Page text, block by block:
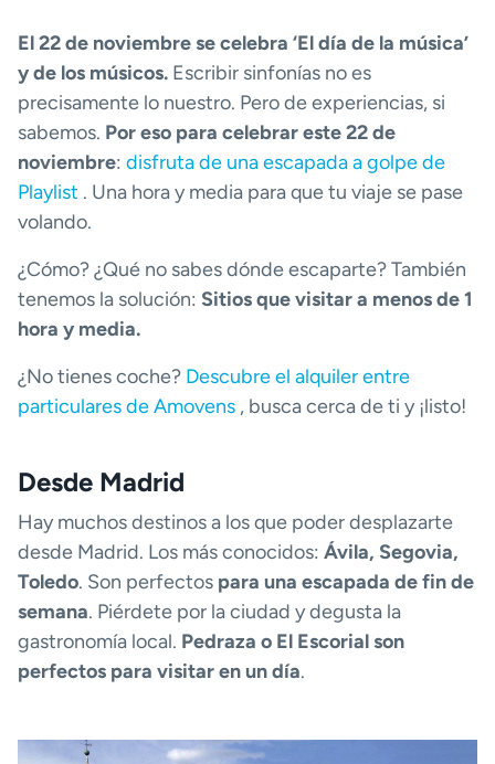
El 22 de noviembre se celebra ‘El día de la música’
y de los músicos. Escribir sinfonías no es
precisamente lo nuestro. Pero de experiencias, si
sabemos. Por eso para celebrar este 22 de
noviembre: disfruta de una escapada a golpe de
Playlist . Una hora y media para que tu viaje se pase
volando.
¿Cómo? ¿Qué no sabes dónde escaparte? También
tenemos la solución: Sitios que visitar a menos de 1
hora y media.
¿No tienes coche? Descubre el alquiler entre
particulares de Amovens , busca cerca de ti y ¡listo!
Desde Madrid
Hay muchos destinos a los que poder desplazarte
desde Madrid. Los más conocidos: Ávila, Segovia,
Toledo. Son perfectos para una escapada de fin de
semana. Piérdete por la ciudad y degusta la
gastronomía local. Pedraza o El Escorial son
perfectos para visitar en un día.